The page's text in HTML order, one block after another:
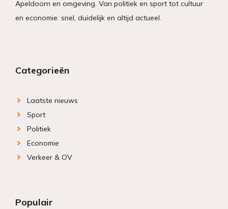
Apeldoorn en omgeving. Van politiek en sport tot cultuur
en economie: snel, duidelijk en altijd actueel.
Categorieën
Laatste nieuws
Sport
Politiek
Economie
Verkeer & OV
Populair